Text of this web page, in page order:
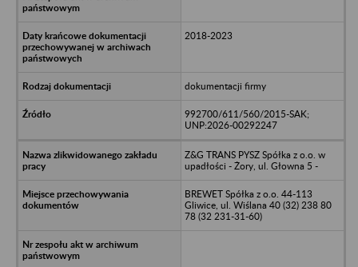
2018-2023
dokumentacji firmy
992700/611/560/2015-SAK;
UNP:2026-00292247
Z&G TRANS PYSZ Spółka z o.o. w
upadłości - Żory, ul. Głowna 5 -
BREWET Spółka z o.o. 44-113
Gliwice, ul. Wiślana 40 (32) 238 80
78 (32 231-31-60)